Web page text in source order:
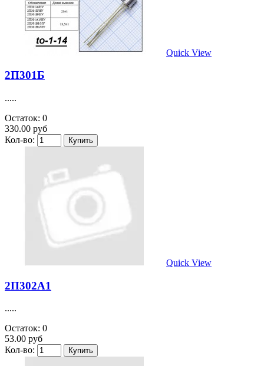
Quick View
2П301Б
.....
Остаток: 0
330.00 руб
Кол-во:
Quick View
2П302А1
.....
Остаток: 0
53.00 руб
Кол-во: